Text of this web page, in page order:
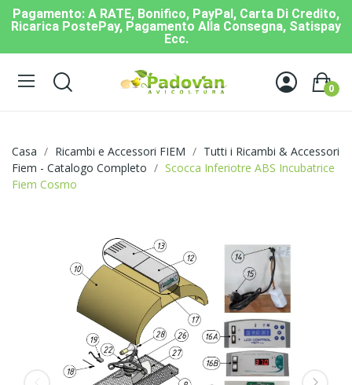
Pagamento: A RATE, Bonifico, PayPal, Carta Di Credito,
Ricarica PostePay, Pagamento Alla Consegna, Satispay
Ecc.
0
Casa Ricambi e Accessori FIEM
Tutti i Ricambi & Accessori
Fiem - Catalogo Completo
Scocca Inferiotre ABS Incubatrice
Fiem Cosmo